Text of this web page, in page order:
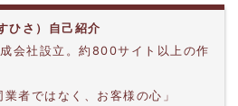
ひさ）自己紹介
会社設立。約800サイト以上の作
者ではなく、お客様の心」